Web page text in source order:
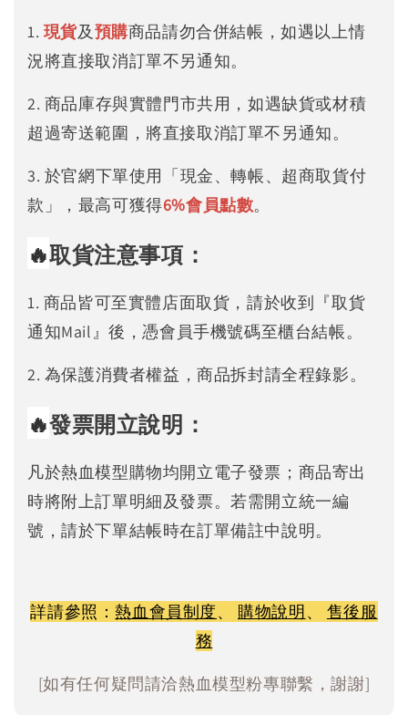
1. 現貨及預購商品請勿合併結帳，如遇以上情
況將直接取消訂單不另通知。
2. 商品庫存與實體門市共用，如遇缺貨或材積
超過寄送範圍，將直接取消訂單不另通知。
3. 於官網下單使用「現金、轉帳、超商取貨付
款」，最高可獲得6%會員點數。
🔥取貨注意事項：
1. 商品皆可至實體店面取貨，請於收到『取貨
通知Mail』後，憑會員手機號碼至櫃台結帳。
2. 為保護消費者權益，商品拆封請全程錄影。
🔥發票開立說明：
凡於熱血模型購物均開立電子發票；商品寄出
時將附上訂單明細及發票。若需開立統一編
號，請於下單結帳時在訂單備註中說明。
詳請參照：熱血會員制度、 購物說明、 售後服
務
[如有任何疑問請洽熱血模型粉專聯繫，謝謝]